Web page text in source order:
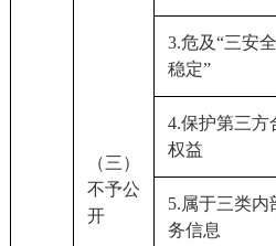
（三）
不予公
开
3.危及“三安
稳定”
4.保护第三方
权益
5.属于三类内
务信息